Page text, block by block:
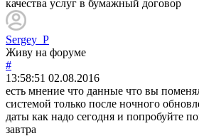
качества услуг в бумажный договор
Sergey_P
Живу на форуме
#
13:58:51 02.08.2016
есть мнение что данные что вы
системой только после ночного
даты как надо сегодня и попробуйте
завтра